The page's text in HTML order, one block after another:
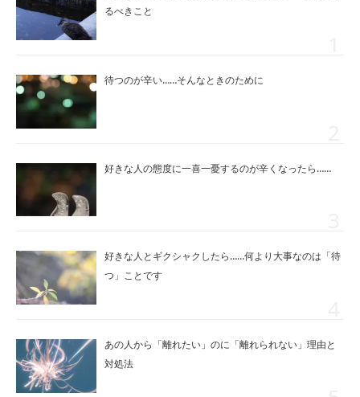
るべきこと
待つのが辛い……そんなときのために
好きな人の態度に一喜一憂するのが辛くなったら……
好きな人とギクシャクしたら……何より大事なのは「待
つ」ことです
あの人から「離れたい」のに「離れられない」理由と
対処法